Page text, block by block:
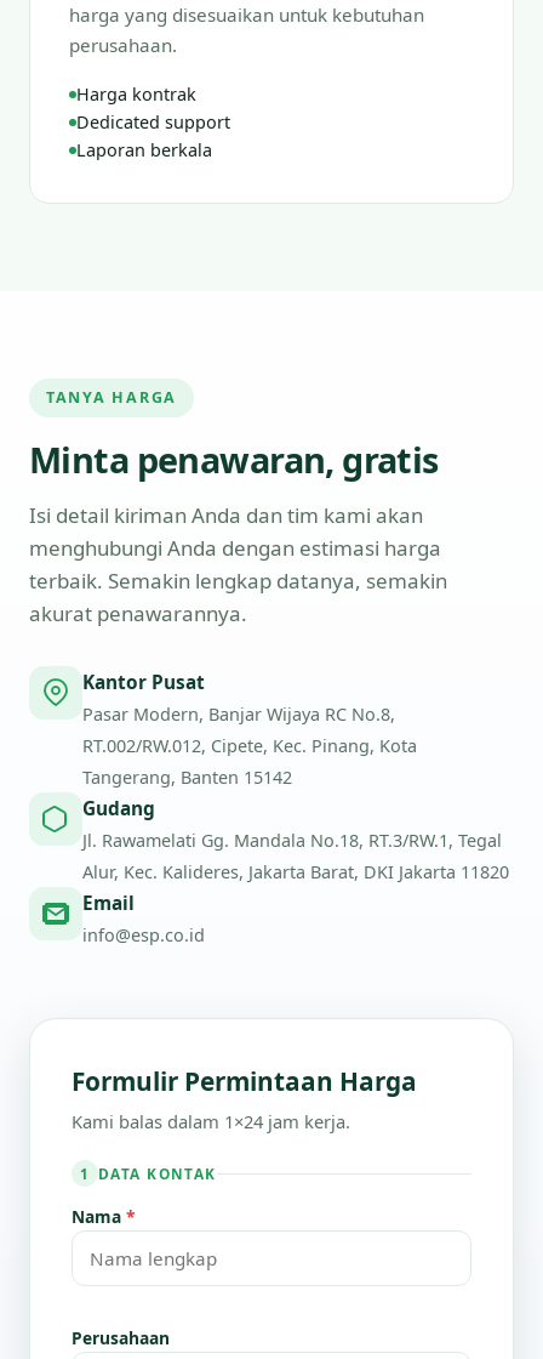
harga yang disesuaikan untuk kebutuhan
perusahaan.
Harga kontrak
Dedicated support
Laporan berkala
TANYA HARGA
Minta penawaran, gratis
Isi detail kiriman Anda dan tim kami akan
menghubungi Anda dengan estimasi harga
terbaik. Semakin lengkap datanya, semakin
akurat penawarannya.
Kantor Pusat
Pasar Modern, Banjar Wijaya RC No.8,
RT.002/RW.012, Cipete, Kec. Pinang, Kota
Tangerang, Banten 15142
Gudang
Jl. Rawamelati Gg. Mandala No.18, RT.3/RW.1, Tegal
Alur, Kec. Kalideres, Jakarta Barat, DKI Jakarta 11820
Email
info@esp.co.id
Formulir Permintaan Harga
Kami balas dalam 1×24 jam kerja.
1 DATA KONTAK
Nama *
Perusahaan